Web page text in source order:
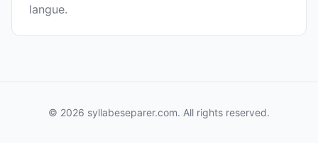
langue.
© 2026 syllabeseparer.com. All rights reserved.